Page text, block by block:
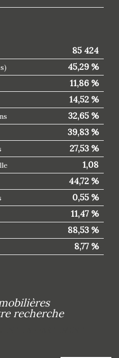
85 424
45,29 %
11,86 %
14,52 %
32,65 %
39,83 %
27,53 %
1,08
44,72 %
0,55 %
11,47 %
88,53 %
8,77 %
recherche